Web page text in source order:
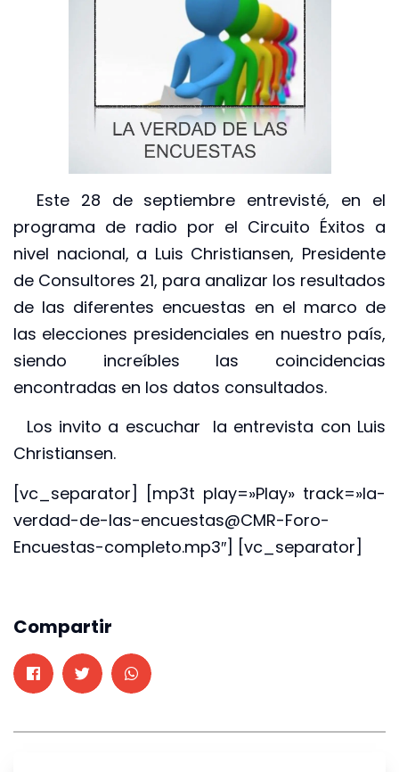
Este 28 de septiembre entrevisté, en el
programa de radio por el Circuito Éxitos a
nivel nacional, a Luis Christiansen, Presidente
de Consultores 21, para analizar los resultados
de las diferentes encuestas en el marco de
las elecciones presidenciales en nuestro país,
siendo increíbles las coincidencias
encontradas en los datos consultados.
Los invito a escuchar la entrevista con Luis
Christiansen.
[vc_separator] [mp3t play=»Play» track=»la-
verdad-de-las-encuestas@CMR-Foro-
Encuestas-completo.mp3″] [vc_separator]
Compartir